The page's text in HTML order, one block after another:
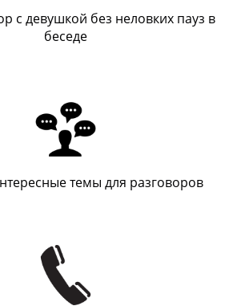
с девушкой без неловких пауз в
беседе
темы для разговоров